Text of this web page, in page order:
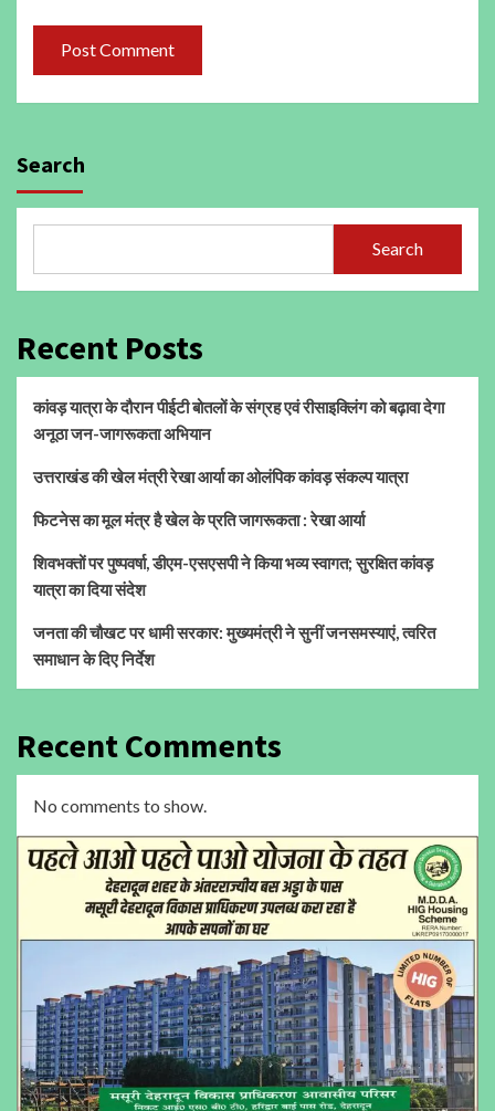
Search
Search
Recent Posts
कांवड़ यात्रा के दौरान पीईटी बोतलों के संग्रह एवं रीसाइक्लिंग को बढ़ावा देगा
अनूठा जन-जागरूकता अभियान
उत्तराखंड की खेल मंत्री रेखा आर्या का ओलंपिक कांवड़ संकल्प यात्रा
फिटनेस का मूल मंत्र है खेल के प्रति जागरूकता : रेखा आर्या
शिवभक्तों पर पुष्पवर्षा, डीएम-एसएसपी ने किया भव्य स्वागत; सुरक्षित कांवड़
यात्रा का दिया संदेश
जनता की चौखट पर धामी सरकार: मुख्यमंत्री ने सुनीं जनसमस्याएं, त्वरित
समाधान के दिए निर्देश
Recent Comments
No comments to show.